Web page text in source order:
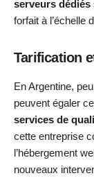
serveurs dédiés
forfait à l’échelle
Tarification
En Argentine,
peuvent égaler
services de
cette entreprise
l’hébergement
nouveaux